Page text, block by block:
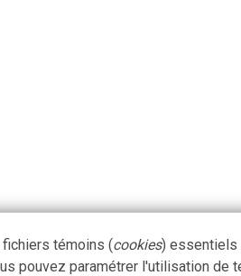
témoins (cookies) essentiels
pouvez paramétrer l'utilisation de